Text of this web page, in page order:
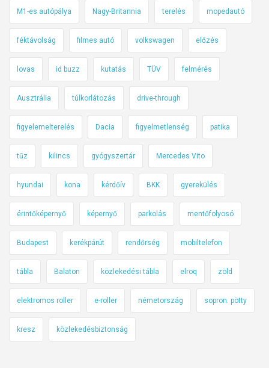
M1-es autópálya Nagy-Britannia terelés mopedautó
féktávolság filmes autó volkswagen előzés
lovas id buzz kutatás TÜV felmérés
Ausztrália túlkorlátozás drive-through
figyelemelterelés Dacia figyelmetlenség patika
tűz kilincs gyógyszertár Mercedes Vito
hyundai kona kérdőív BKK gyerekülés
érintőképernyő képernyő parkolás mentőfolyosó
Budapest kerékpárút rendőrség mobiltelefon
tábla Balaton közlekedési tábla elroq zöld
elektromos roller e-roller németország sopron. pötty
kresz közlekedésbiztonság